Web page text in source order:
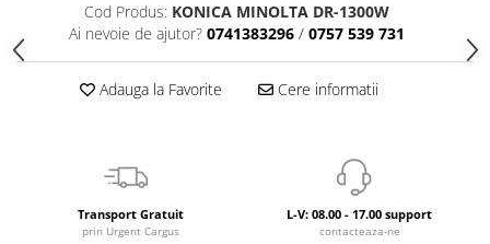
Cod Produs: KONICA MINOLTA DR-1300W
Ai nevoie de ajutor? 0741383296 / 0757 539 731
Adauga la Favorite Cere informatii
Transport Gratuit
prin Urgent Cargus
L-V: 08.00 - 17.00 support
contacteaza-ne